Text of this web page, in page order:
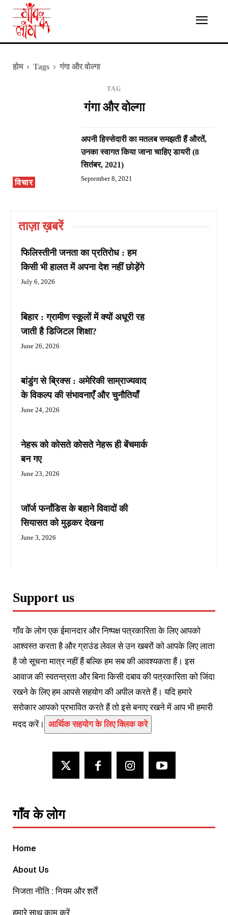
होम Tags गंगा और वोल्गा
TAG
गंगा और वोल्गा
विचार
अपनी हिस्सेदारी का मतलब समझती हैं औरतें,
उनका स्वागत किया जाना चाहिए डायरी (8
सितंबर, 2021)
September 8, 2021
ताज़ा ख़बरें
फिलिस्तीनी जनता का प्रतिरोध : हम
किसी भी हालत में अपना देश नहीं छोड़ेंगे
July 6, 2026
बिहार : ग्रामीण स्कूलों में क्यों अधूरी रह
जाती है डिजिटल शिक्षा?
June 26, 2026
बांडुंग से ब्रिक्स : अमेरिकी साम्राज्यवाद
के विकल्प की संभावनाएँ और चुनौतियाँ
June 24, 2026
नेहरू को कोसते कोसते नेहरू ही बेंचमार्क
बन गए
June 23, 2026
जॉर्ज फर्नांडिस के बहाने विवादों की
सियासत को मुड़कर देखना
June 3, 2026
Support us
गाँव के लोग एक ईमानदार और निष्पक्ष पत्रकारिता के लिए आपको
आश्वस्त करता है और ग्राउंड लेवल से उन खबरों को आपके लिए लाता
है जो सूचना मात्र नहीं हैं बल्कि हम सब की आवश्यकता हैं। इस
आवाज की स्वतन्त्रता और बिना किसी दबाव की पत्रकारिता को जिंदा
रखने के लिए हम आपसे सहयोग की अपील करते हैं। यदि हमारे
सरोकार आपको प्रभावित करते हैं तो इसे बनाए रखने में आप भी हमारी
मदद करें। आर्थिक सहयोग के लिए क्लिक करे
गाँव के लोग
Home
About Us
निजता नीति : नियम और शर्तें
हमारे साथ काम करें